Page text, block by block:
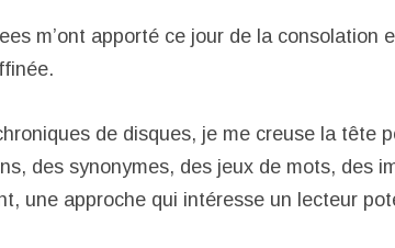
m’ont apporté ce jour de la consolation
de disques, je me creuse la tête
des synonymes, des jeux de mots, des
une approche qui intéresse un lecteur